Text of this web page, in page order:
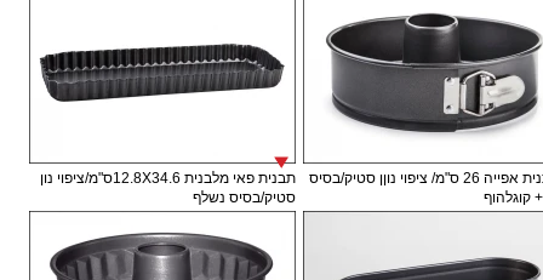
תבתנית אפייה 26 ס"מ/ ציפוי נוןן סטיק/בסיס
קוגלהוף
תבנית פאי מלבנית 12.8X34.6ס"מ/ציפוי נון
סטיק/בסיס נשלף